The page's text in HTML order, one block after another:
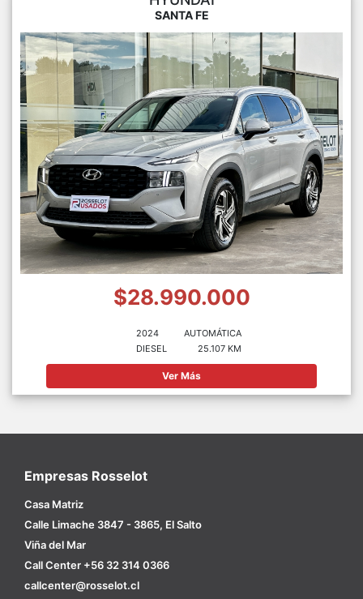
SANTA FE
$28.990.000
2024
DIESEL
AUTOMÁTICA
25.107 KM
Ver Más
Empresas Rosselot
Casa Matriz
Calle Limache 3847 - 3865, El Salto
Viña del Mar
Call Center +56 32 314 0366
callcenter@rosselot.cl